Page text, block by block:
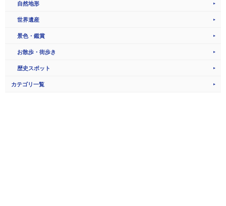
自然地形
世界遺産
景色・鑑賞
お散歩・街歩き
歴史スポット
カテゴリ一覧